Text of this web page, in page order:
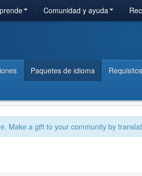
Comunidad y ayuda
Paquetes de idioma
Make a gift to your community by